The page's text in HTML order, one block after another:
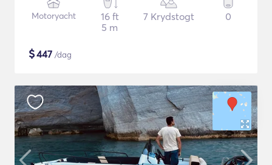
Motoryacht
16 ft
5 m
7 Krydstogt 0
$447 /dag